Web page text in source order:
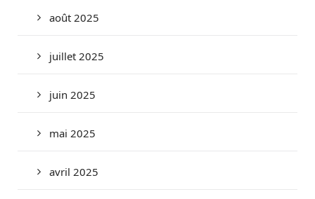
août 2025
juillet 2025
juin 2025
mai 2025
avril 2025